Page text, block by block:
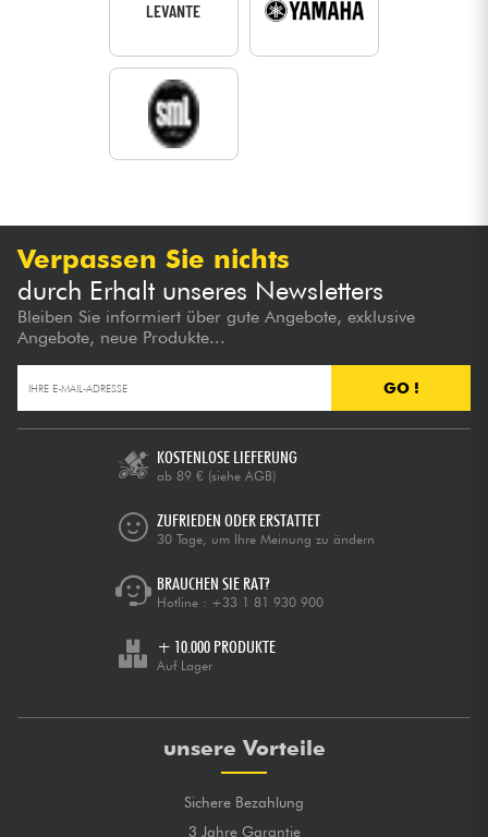
LEVANTE
Verpassen Sie nichts
durch Erhalt unseres Newsletters
Bleiben Sie informiert über gute Angebote, exklusive
Angebote, neue Produkte...
GO !
KOSTENLOSE LIEFERUNG
ab 89 € (siehe AGB)
ZUFRIEDEN ODER ERSTATTET
30 Tage, um Ihre Meinung zu ändern
BRAUCHEN SIE RAT?
Hotline : +33 1 81 930 900
+ 10.000 PRODUKTE
Auf Lager
unsere Vorteile
Sichere Bezahlung
3 Jahre Garantie